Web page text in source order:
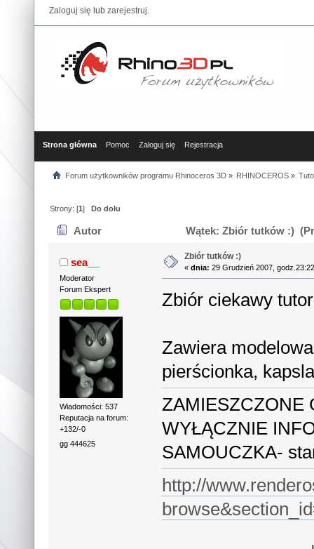
Zaloguj się lub zarejestruj.
Strona główna Pomoc Zaloguj się Rejestracja
Forum użytkowników programu Rhinoceros 3D» RHINOCEROS»
Strony: [1]Do dołu
Autor Wątek: Zbiór tutków :)
sea__
Moderator
Forum Ekspert
Wiadomości: 537
Reputacja na forum:
+132/-0
gg 444625
Zbiór tutków :)
«dnia: 29 Grudzień 2007,
Zbiór ciekawy
Zawiera
pierścionka,
ZAMIESZCZONE
WYŁĄCZNIE
SAMOUCZKA-
http://